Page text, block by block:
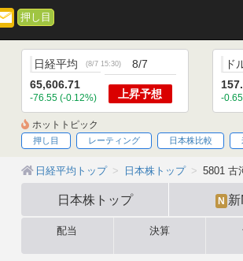
押し目
日経平均 (8/7 15:30)
65,606.71
-76.55 (-0.12%)
8/7
上昇予想
ド
-
ホットトピック
押し目 レーティング 日本株比較
日経平均トップ 日本株トップ 5801 古
日本株トップ N
配当 決算